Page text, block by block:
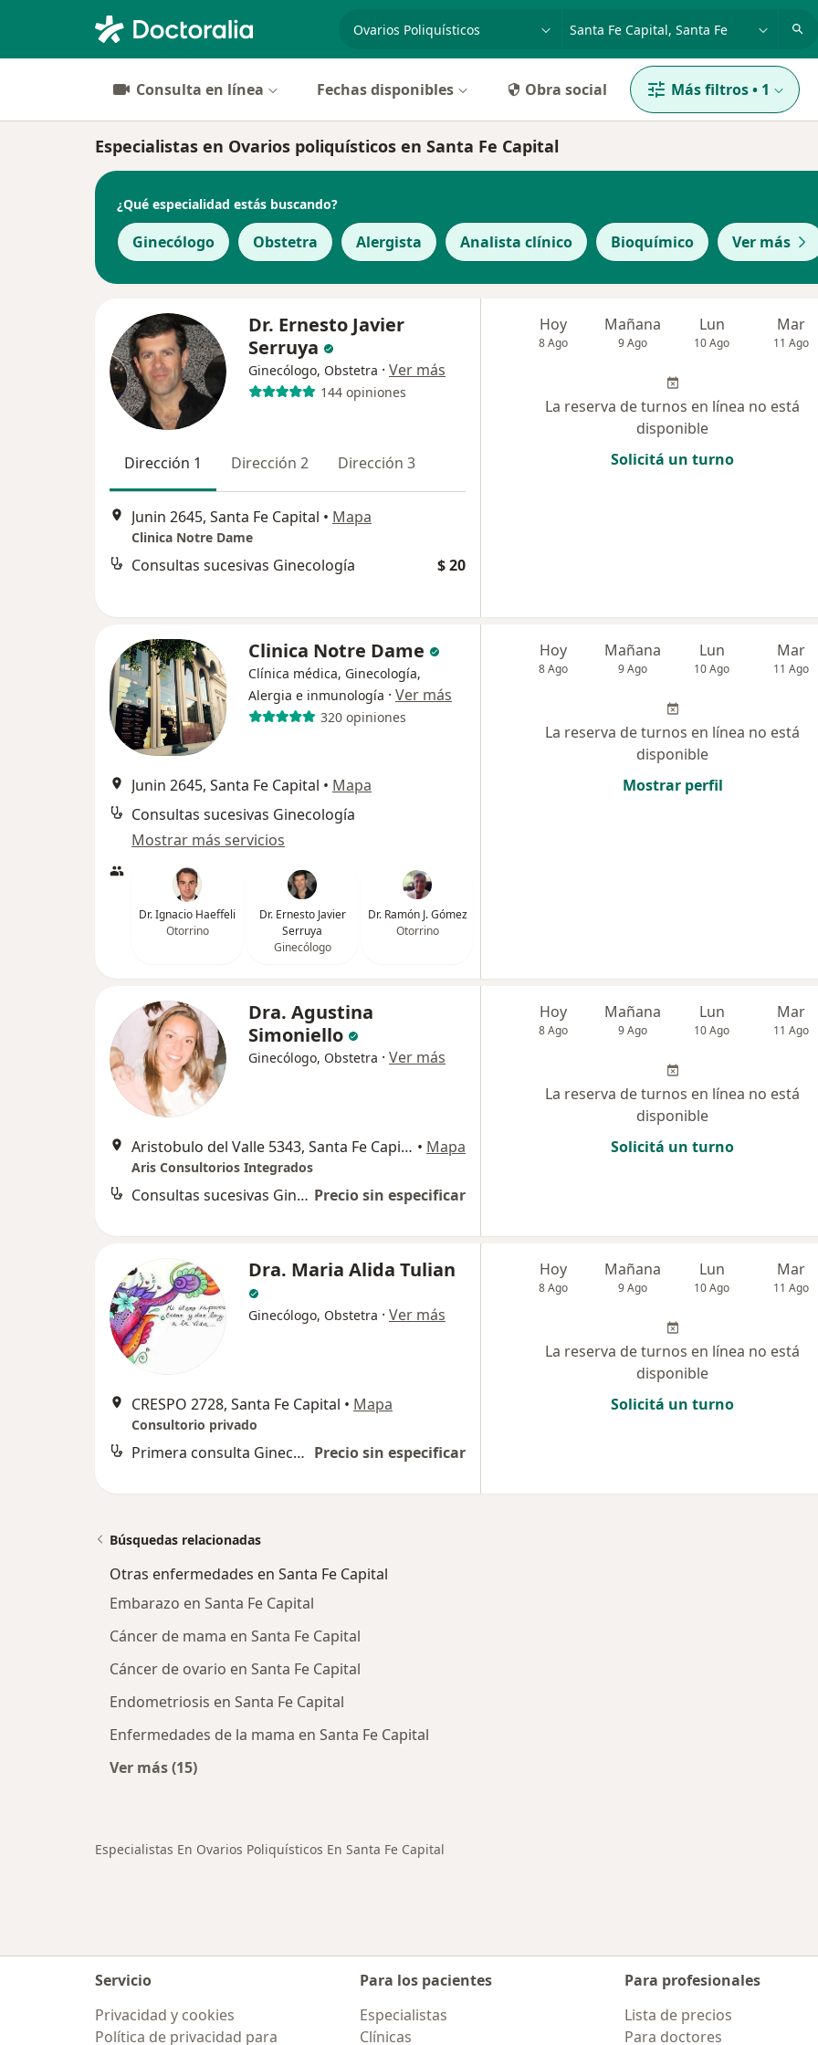
especialidad, enfermedad o nombre
Consulta en línea Fechas disponibles Obra social Más filtros• 1
Especialistas en Ovarios poliquísticos en Santa Fe Capital
¿Qué especialidad estás buscando?
Ginecólogo Obstetra Alergista Analista clínico Bioquímico Ver más
Dr. Ernesto Javier
Serruya
Ginecólogo, Obstetra · Ver más
144 opiniones
Dirección 1 Dirección 2 Dirección 3
Junin 2645, Santa Fe Capital • Mapa
Clinica Notre Dame
Consultas sucesivas Ginecología $ 20
Hoy
8 Ago
Mañana
9 Ago
Lun
10 Ago
Mar
11 Ago
La reserva de turnos en línea no está
disponible
Solicitá un turno
Clinica Notre Dame
Clínica médica, Ginecología,
Alergia e inmunología · Ver más
320 opiniones
Junin 2645, Santa Fe Capital • Mapa
Consultas sucesivas Ginecología
Mostrar más servicios
Dr. Ignacio Haeffeli
Otorrino
Dr. Ernesto Javier
Serruya
Ginecólogo
Dr. Ramón J. Gómez
Otorrino
Hoy
8 Ago
Mañana
9 Ago
Lun
10 Ago
Mar
11 Ago
La reserva de turnos en línea no está
disponible
Mostrar perfil
Dra. Agustina
Simoniello
Ginecólogo, Obstetra · Ver más
Aristobulo del Valle 5343, Santa Fe Capital • Mapa
Aris Consultorios Integrados
Consultas sucesivas Ginecología Precio sin especificar
Hoy
8 Ago
Mañana
9 Ago
Lun
10 Ago
Mar
11 Ago
La reserva de turnos en línea no está
disponible
Solicitá un turno
Dra. Maria Alida Tulian
Ginecólogo, Obstetra · Ver más
CRESPO 2728, Santa Fe Capital • Mapa
Consultorio privado
Primera consulta Ginecología Precio sin especificar
Hoy
8 Ago
Mañana
9 Ago
Lun
10 Ago
Mar
11 Ago
La reserva de turnos en línea no está
disponible
Solicitá un turno
Búsquedas relacionadas
Otras enfermedades en Santa Fe Capital
Embarazo en Santa Fe Capital
Cáncer de mama en Santa Fe Capital
Cáncer de ovario en Santa Fe Capital
Endometriosis en Santa Fe Capital
Enfermedades de la mama en Santa Fe Capital
Ver más (15)
Especialistas En Ovarios Poliquísticos En Santa Fe Capital
Servicio
Privacidad y cookies
Política de privacidad para
Para los pacientes
Especialistas
Clínicas
Para profesionales
Lista de precios
Para doctores